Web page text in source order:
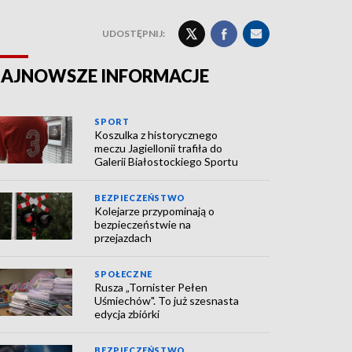
UDOSTĘPNIJ:
INFORMACJE
SPORT
Koszulka z historycznego
meczu Jagiellonii trafiła do
Galerii Białostockiego Sportu
BEZPIECZEŃSTWO
Kolejarze przypominają o
bezpieczeństwie na
przejazdach
SPOŁECZNE
Rusza „Tornister Pełen
Uśmiechów". To już szesnasta
edycja zbiórki